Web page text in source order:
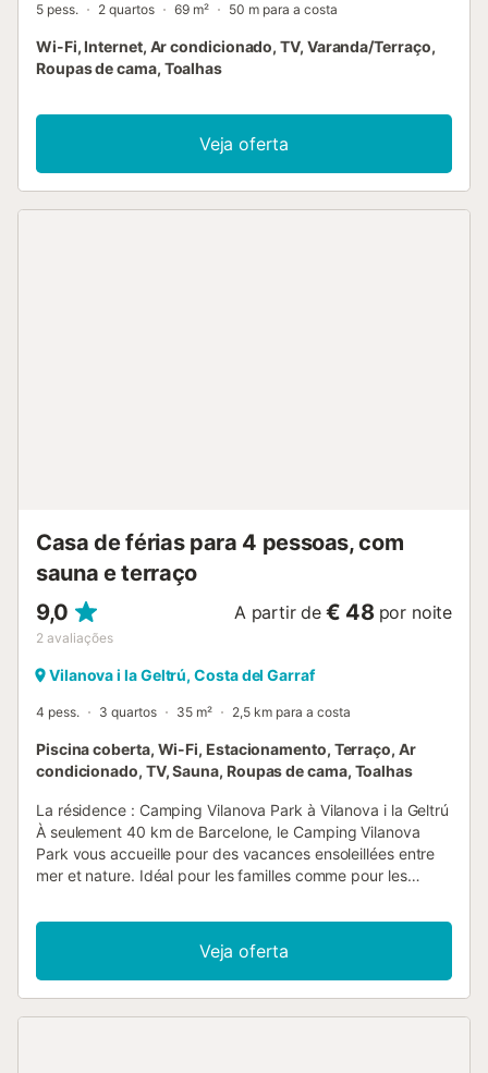
5 pess. 2 quartos 69 m² 50 m para a costa
Wi-Fi, Internet, Ar condicionado, TV, Varanda/Terraço,
Roupas de cama, Toalhas
Veja oferta
Casa de férias para 4 pessoas, com
sauna e terraço
9,0
2 avaliações
A partir de € 48 por noite
Vilanova i la Geltrú, Costa del Garraf
4 pess. 3 quartos 35 m² 2,5 km para a costa
Piscina coberta, Wi-Fi, Estacionamento, Terraço, Ar
condicionado, TV, Sauna, Roupas de cama, Toalhas
La résidence : Camping Vilanova Park à Vilanova i la Geltrú
À seulement 40 km de Barcelone, le Camping Vilanova
Park vous accueille pour des vacances ensoleillées entre
mer et nature. Idéal pour les familles comme pour les
verdoyant, ses nombreux équipements et son ambiance
conviviale. À 4 km des plages de la Costa Dorada, profitez
d’un séjour alliant détente, loisirs et découvertes. Cadre &
environnement Situé dans un vaste parc verdoyant de 40
Veja oferta